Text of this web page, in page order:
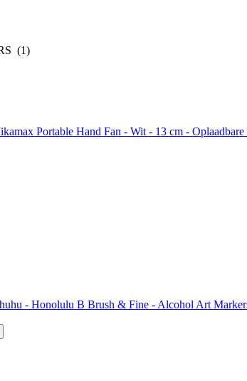
(1)
Portable Hand Fan - Wit - 13 cm -
- Honolulu B Brush & Fine - Alcohol Art